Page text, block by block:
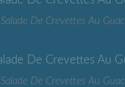
Salade De Crevettes Au
Salade De Crevettes Au